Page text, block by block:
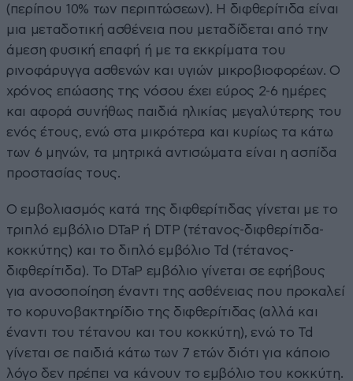
(περίπου 10% των περιπτώσεων). Η διφθερίτιδα είναι
μια μεταδοτική ασθένεια που μεταδίδεται από την
άμεση φυσική επαφή ή με τα εκκρίματα του
ρινοφάρυγγα ασθενών και υγιών μικροβιοφορέων. Ο
χρόνος επώασης της νόσου έχει εύρος 2-6 ημέρες
και αφορά συνήθως παιδιά ηλικίας μεγαλύτερης του
ενός έτους, ενώ στα μικρότερα και κυρίως τα κάτω
των 6 μηνών, τα μητρικά αντισώματα είναι η ασπίδα
προστασίας τους.
Ο εμβολιασμός κατά της διφθερίτιδας γίνεται με το
τριπλό εμβόλιο DTaP ή DTP (τέτανος-διφθερίτιδα-
κοκκύτης) και το διπλό εμβόλιο Td (τέτανος-
διφθερίτιδα). Το DTaP εμβόλιο γίνεται σε εφήβους
για ανοσοποίηση έναντι της ασθένειας που προκαλεί
το κορυνοβακτηρίδιο της διφθερίτιδας (αλλά και
έναντι του τέτανου και του κοκκύτη), ενώ το Td
γίνεται σε παιδιά κάτω των 7 ετών διότι για κάποιο
λόγο δεν πρέπει να κάνουν το εμβόλιο του κοκκύτη.